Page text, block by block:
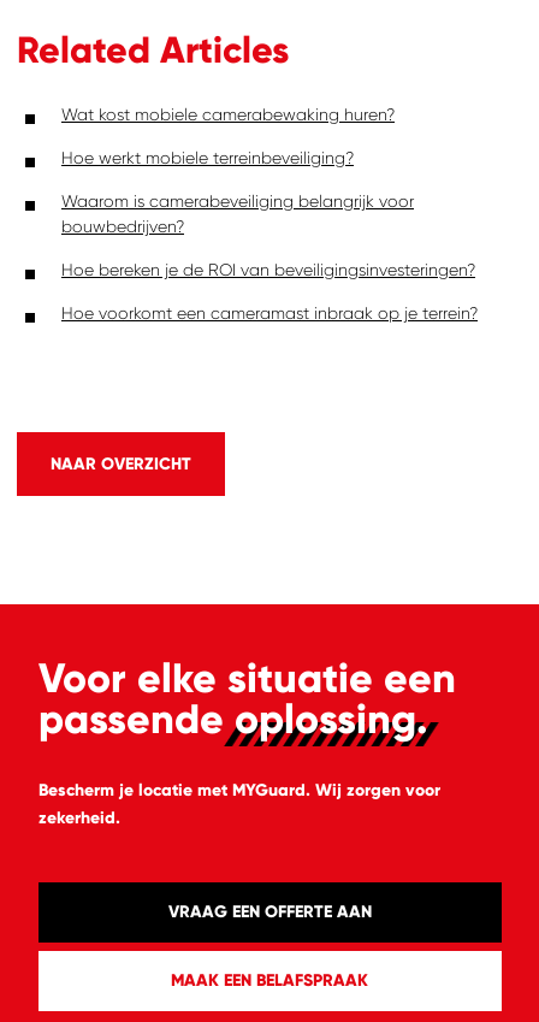
Related Articles
Wat kost mobiele camerabewaking huren?
Hoe werkt mobiele terreinbeveiliging?
Waarom is camerabeveiliging belangrijk voor
bouwbedrijven?
Hoe bereken je de ROI van beveiligingsinvesteringen?
Hoe voorkomt een cameramast inbraak op je terrein?
NAAR OVERZICHT
Voor elke situatie een
passendeoplossing.
Bescherm je locatie met MYGuard. Wij zorgen voor
zekerheid.
VRAAG EEN OFFERTE AAN
MAAK EEN BELAFSPRAAK